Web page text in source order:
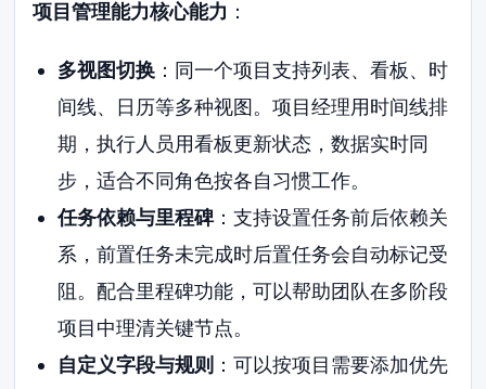
项目管理能力核心能力 ：
多视图切换：同一个项目支持列表、看板、时
间线、日历等多种视图。项目经理用时间线排
期，执行人员用看板更新状态，数据实时同
步，适合不同角色按各自习惯工作。
任务依赖与里程碑：支持设置任务前后依赖关
系，前置任务未完成时后置任务会自动标记受
阻。配合里程碑功能，可以帮助团队在多阶段
项目中理清关键节点。
自定义字段与规则 ：可以按项目需要添加优先